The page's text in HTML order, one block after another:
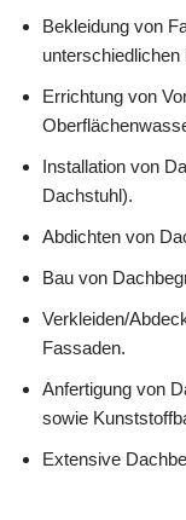
Bekleidung von
unterschiedlichen
Errichtung von
Installation von
Dachstuhl).
Abdichten von
Bau von
Verkleiden/
Fassaden.
Anfertigung von
sowie
Extensive